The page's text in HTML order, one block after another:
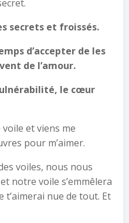
secrets et froissés.
d’accepter de les
de l’amour.
le cœur
et viens me
pour m’aimer.
voiles, nous nous
notre voile s’emmêlera
t’aimerai nue de tout. Et